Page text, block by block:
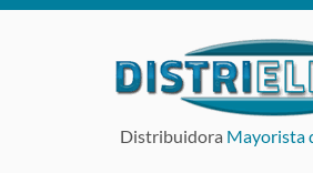
Distribuidora Mayorista